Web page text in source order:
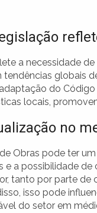
a necessidade
globais
do
locais,
no
Obras pode ter
e a possibilidade
tanto por parte de
isso pode
do setor em